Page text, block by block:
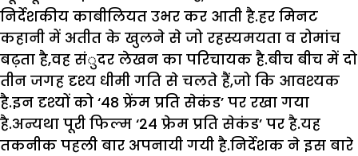
निर्देशकीय काबीलियत उभर कर आती है.हर मिनट
कहानी में अतीत के खुलने से जो रहस्यमयता व रोमांच
बढ़ता है,वह संुदर लेखन का परिचायक है.बीच बीच में दो
तीन जगह दृश्य धीमी गति से चलते हैं,जो कि आवश्यक
है.इन दृश्यों को ‘48 फ्रेंम प्रति सेकंड’ पर रखा गया
है.अन्यथा पूरी फिल्म ‘24 फ्रेम प्रति सेकंड’ पर है.यह
तकनीक पहली बार अपनायी गयी है.निर्देशक ने इस बारे